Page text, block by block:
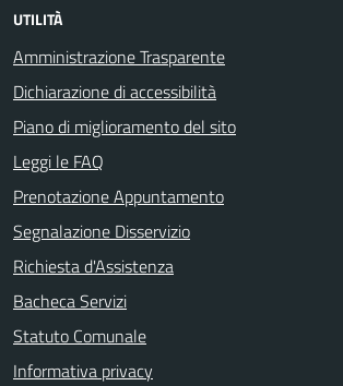
UTILITÀ
Amministrazione Trasparente
Dichiarazione di accessibilità
Piano di miglioramento del sito
Leggi le FAQ
Prenotazione Appuntamento
Segnalazione Disservizio
Richiesta d'Assistenza
Bacheca Servizi
Statuto Comunale
Informativa privacy